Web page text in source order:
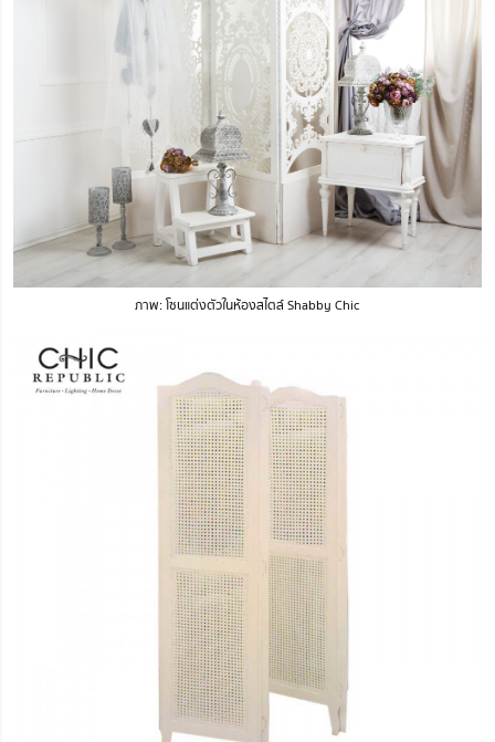
ภาพ: โซนแต่งตัวในห้องสไตล์ Shabby Chic